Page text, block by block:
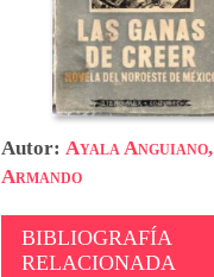
Autor: Ayala Anguiano,
Armando
BIBLIOGRAFÍA
RELACIONADA